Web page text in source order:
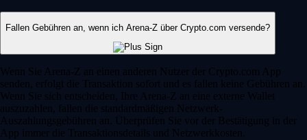
Fallen Gebühren an, wenn ich Arena-Z über Crypto.com versende?
Wenn Sie Arena-Z an einen anderen Nutzer der Crypto.com App
senden, erfolgt die Transaktion sofort und es fallen keine Gebühren an.
Wenn Sie sich entscheiden, Ihre Arena-Z an eine externe Wallet
auszuzahlen, fallen die standardmäßigen Netzwerk-
Auszahlungsgebühren an. Überprüfen Sie vor der Bestätigung in der
App immer die Transaktionsdetails und Netzwerkkosten.